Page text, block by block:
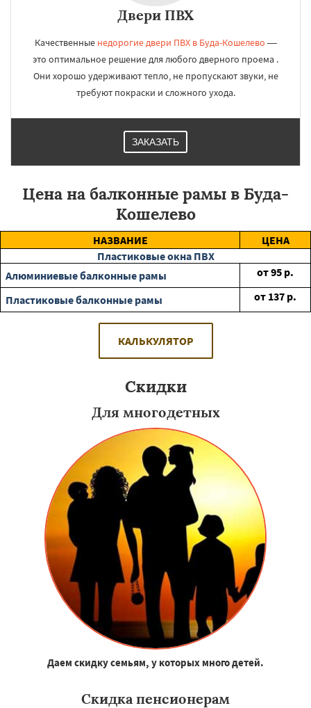
Двери ПВХ
Качественные недорогие двери ПВХ в Буда-Кошелево —
это оптимальное решение для любого дверного проема .
Они хорошо удерживают тепло, не пропускают звуки, не
требуют покраски и сложного ухода.
ЗАКАЗАТЬ
Цена на балконные рамы в Буда-
Кошелево
НАЗВАНИЕ
ЦЕНА
Пластиковые окна ПВХ
Алюминиевые балконные рамы
от95 р.
Пластиковые балконные рамы
от 137 р.
КАЛЬКУЛЯТОР
Скидки
Для многодетных
Даем скидку семьям, у которых много детей.
Скидка пенсионерам